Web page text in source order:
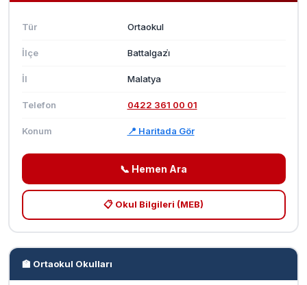
Tür Ortaokul
İlçe Battalgazi̇
İl Malatya
Telefon 0422 361 00 01
Konum 📍 Haritada Gör
📞 Hemen Ara
📋 Okul Bilgileri (MEB)
🏫 Ortaokul Okulları